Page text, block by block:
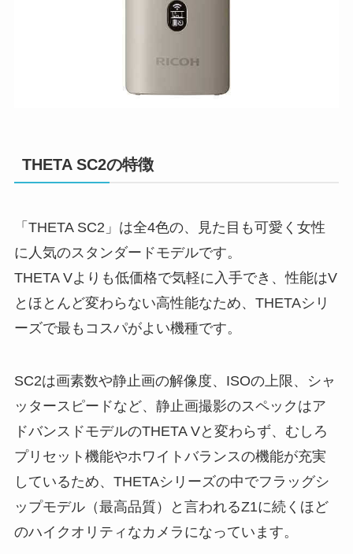
THETA SC2の特徴
「THETA SC2」は全4色の、見た目も可愛く女性
に人気のスタンダードモデルです。
THETA Vよりも低価格で気軽に入手でき、性能はV
とほとんど変わらない高性能なため、THETAシリ
ーズで最もコスパがよい機種です。
SC2は画素数や静止画の解像度、ISOの上限、シャ
ッタースピードなど、静止画撮影のスペックはア
ドバンスドモデルのTHETA Vと変わらず、むしろ
プリセット機能やホワイトバランスの機能が充実
しているため、THETAシリーズの中でフラッグシ
ップモデル（最高品質）と言われるZ1に続くほど
のハイクオリティなカメラになっています。